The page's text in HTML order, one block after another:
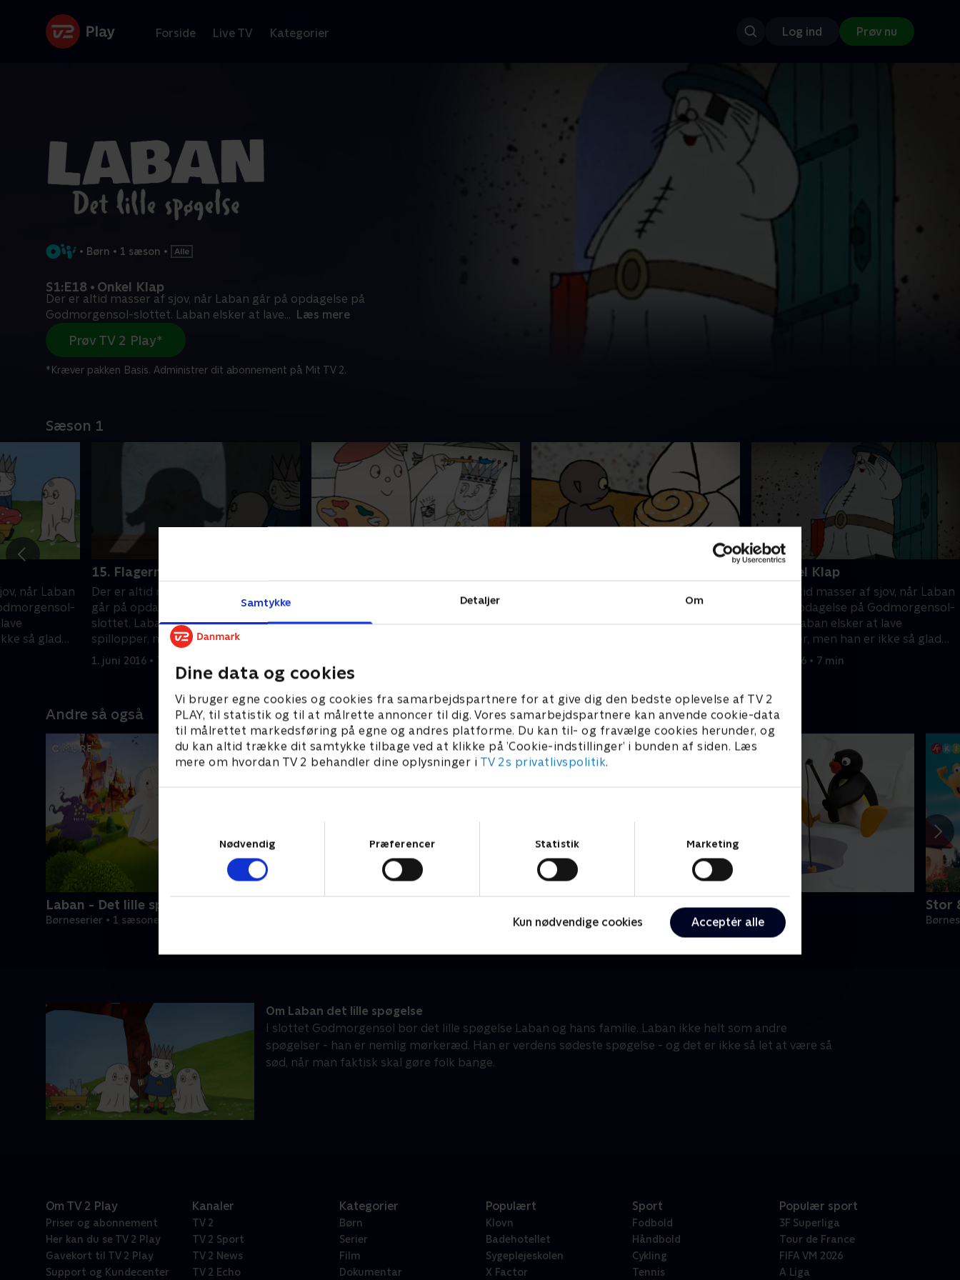
Samtykke Detaljer Om
Dine data og cookies
Vi bruger egne cookies og cookies fra samarbejdspartnere for at give dig den bedste oplevelse af TV 2
PLAY, til statistik og til at målrette annoncer til dig. Vores samarbejdspartnere kan anvende cookie-data
til målrettet markedsføring på egne og andres platforme. Du kan til- og fravælge cookies herunder, og
du kan altid trække dit samtykke tilbage ved at klikke på ’Cookie-indstillinger’ i bunden af siden. Læs
mere om hvordan TV 2 behandler dine oplysninger i TV 2s privatlivspolitik.
Nødvendig
Præferencer Statistik Marketing
Kun nødvendige cookies Acceptér alle
Forside Live TV Kategorier Log ind Prøv nu
• Børn • 1 sæson •
S1:E18 • Onkel Klap
Der er altid masser af sjov, når Laban går på opdagelse på
Godmorgensol-slottet. Laban elsker at lave... Læs mere
Prøv TV 2 Play*
*Kræver pakken Basis. Administrer dit abonnement på Mit TV 2.
Sæson 1
når Laban
så glad
15. Flagermusungen
Der er altid masser af sjov, når Laban
går på opdagelse på Godmorgensol-
slottet. Laban elsker at lave
spillopper, men han er ikke så glad
for mørke.
1. juni 2016 • 7 min
går på opdagelse på Godmorgensol-
slottet. Laban elsker at lave
går på opdagelse på Godmorgensol-
18. Onkel Klap
Der er altid masser af sjov, når Laban
går på opdagelse på Godmorgensol-
slottet. Laban elsker at lave
spillopper, men han er ikke så glad
for mørke.
1. juni 2016 • 7 min
Andre så også
Laban - Det lille spøgelse
Børneserier • 1 sæsoner Børneserier • 6 sæsoner
Stor
Om Laban det lille spøgelse
I slottet Godmorgensol bor det lille spøgelse Laban og hans familie. Laban ikke helt som andre
spøgelser - han er nemlig mørkeræd. Han er verdens sødeste spøgelse - og det er ikke så let at være så
sød, når man faktisk skal gøre folk bange.
Om TV 2 Play
Priser og abonnement
Her kan du se TV 2 Play
Gavekort til TV 2 Play
Support og Kundecenter
Kanaler
TV 2
TV 2 Sport
TV 2 News
TV 2 Echo
Kategorier
Børn
Serier
Film
Dokumentar
Populært
Klovn
Badehotellet
Sygeplejeskolen
X Factor
Sport
Fodbold
Håndbold
Cykling
Tennis
Populær sport
3F Superliga
Tour de France
FIFA VM 2026
A Liga